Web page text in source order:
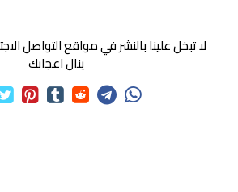
لا تبخل علينا بالنشر في مواقع التواصل
ينال اعجابك